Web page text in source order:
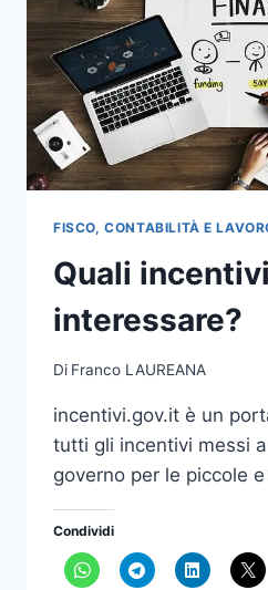
FISCO, CONTABILITÀ E
Quali
interessare?
Di Franco LAUREANA
incentivi.gov.it è un
tutti gli incentivi messi
governo per le piccole
Condividi